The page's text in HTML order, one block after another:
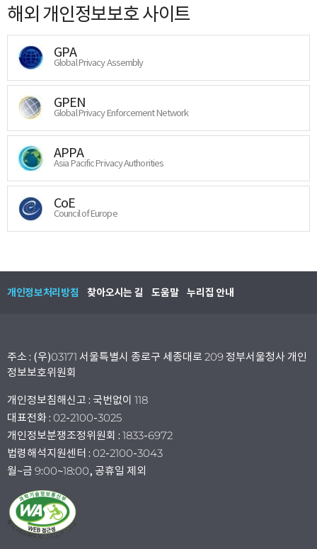
해외 개인정보보호 사이트
GPA
Global Privacy Assembly
GPEN
Global Privacy Enforcement Network
APPA
Asia Pacific Privacy Authorities
CoE
Council of Europe
개인정보처리방침 찾아오시는 길 도움말 누리집 안내
주소 : (우)03171 서울특별시 종로구 세종대로 209 정부서울청사 개인
정보보호위원회
개인정보침해신고 : 국번없이 118
대표전화 : 02-2100-3025
개인정보분쟁조정위원회 : 1833-6972
법령해석지원센터 : 02-2100-3043
월~금 9:00~18:00, 공휴일 제외